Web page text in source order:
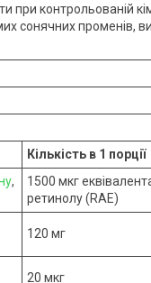
контрольованій
сонячних променів,
Кількість в 1 порції
,
1500 мкг
ретинолу (RAE)
120 мг
20 мкг